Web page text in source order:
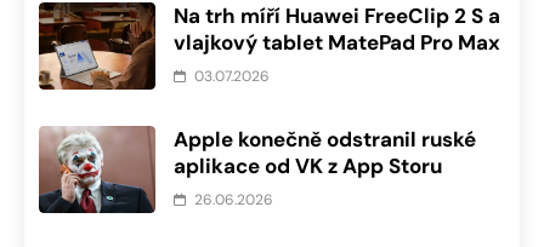
Na trh míří Huawei FreeClip 2 S a
vlajkový tablet MatePad Pro Max
03.07.2026
Apple konečně odstranil ruské
aplikace od VK z App Storu
26.06.2026